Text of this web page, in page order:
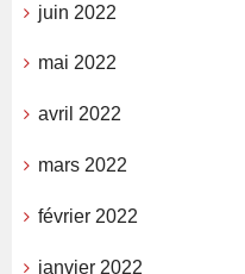
juin 2022
mai 2022
avril 2022
mars 2022
février 2022
janvier 2022